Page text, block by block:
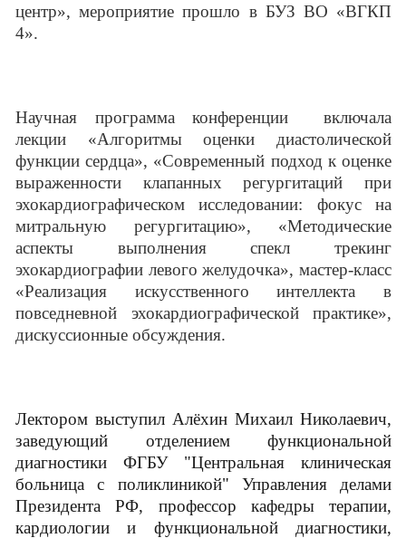
центр», мероприятие прошло в БУЗ ВО «ВГКП
4».
Научная программа конференции включала
лекции «Алгоритмы оценки диастолической
функции сердца», «Современный подход к оценке
выраженности клапанных регургитаций при
эхокардиографическом исследовании: фокус на
митральную регургитацию», «Методические
аспекты выполнения спекл трекинг
эхокардиографии левого желудочка», мастер-класс
«Реализация искусственного интеллекта в
повседневной эхокардиографической практике»,
дискуссионные обсуждения.
Лектором выступил Алёхин Михаил Николаевич,
заведующий отделением функциональной
диагностики ФГБУ "Центральная клиническая
больница с поликлиникой" Управления делами
Президента РФ, профессор кафедры терапии,
кардиологии и функциональной диагностики,